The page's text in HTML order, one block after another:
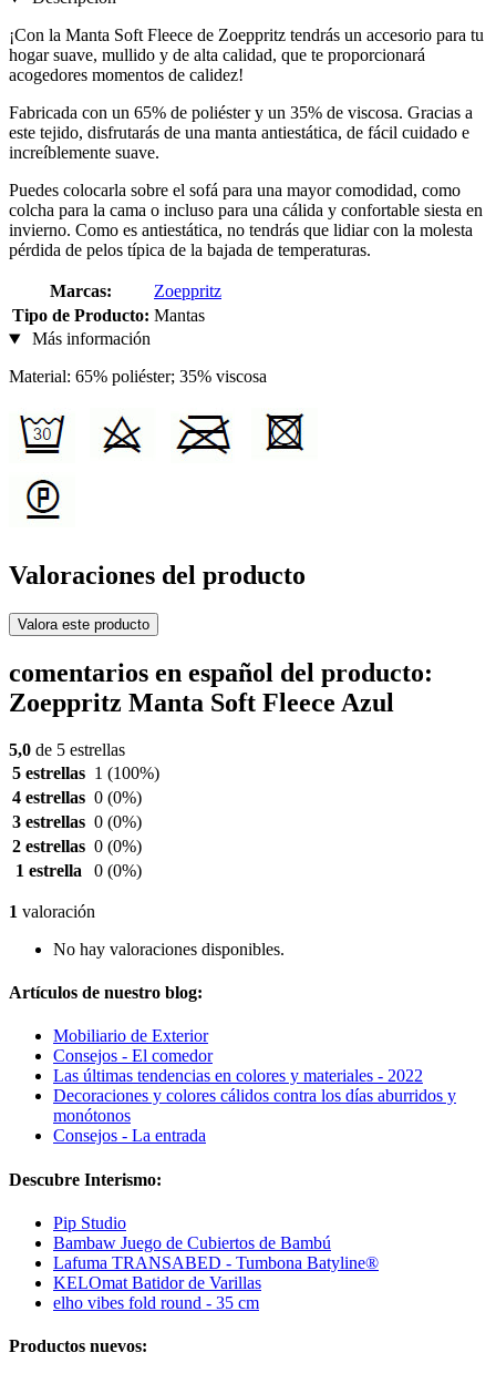
¡Con la Manta Soft Fleece de Zoeppritz tendrás un accesorio para tu
hogar suave, mullido y de alta calidad, que te proporcionará
acogedores momentos de calidez!
Fabricada con un 65% de poliéster y un 35% de viscosa. Gracias a
este tejido, disfrutarás de una manta antiestática, de fácil cuidado e
increíblemente suave.
Puedes colocarla sobre el sofá para una mayor comodidad, como
colcha para la cama o incluso para una cálida y confortable siesta en
invierno. Como es antiestática, no tendrás que lidiar con la molesta
pérdida de pelos típica de la bajada de temperaturas.
Marcas:
Zoeppritz
Tipo de Producto: Mantas
Más información
Material: 65% poliéster; 35% viscosa
Valoraciones del producto
Valora este producto
comentarios en español del producto:
Zoeppritz Manta Soft Fleece Azul
5,0 de 5 estrellas
5 estrellas 1 (100%)
4 estrellas 0 (0%)
3 estrellas 0 (0%)
2 estrellas 0 (0%)
1 estrella
0 (0%)
1 valoración
No hay valoraciones disponibles.
Artículos de nuestro blog:
Mobiliario de Exterior
Consejos - El comedor
Las últimas tendencias en colores y materiales - 2022
Decoraciones y colores cálidos contra los días aburridos y
monótonos
Consejos - La entrada
Descubre Interismo:
Pip Studio
Bambaw Juego de Cubiertos de Bambú
Lafuma TRANSABED - Tumbona Batyline®
KELOmat Batidor de Varillas
elho vibes fold round - 35 cm
Productos nuevos: